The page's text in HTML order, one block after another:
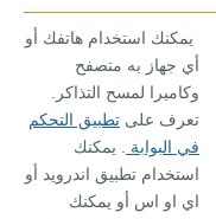
يمكنك استخدام هاتفك أو
أي جهاز به متصفح
وكاميرا لمسح التذاكر.
تعرف على تطبيق التحكم
في البوابة
. يمكنك
استخدام تطبيق اندرويد أو
اي او اس أو يمكنك